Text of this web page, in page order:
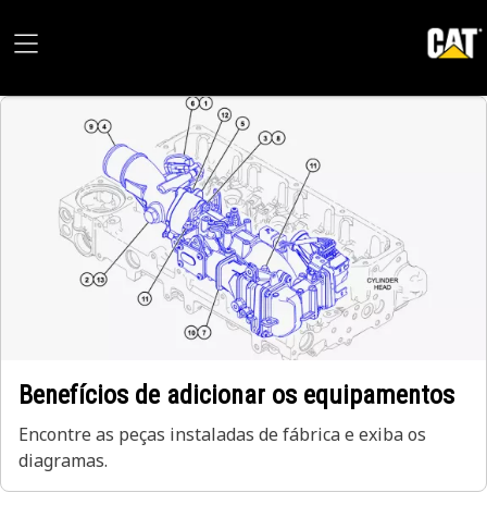
Benefícios de adicionar os equipamentos
Encontre as peças instaladas de fábrica e exiba os
diagramas.